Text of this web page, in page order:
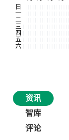
资讯
智库
评论